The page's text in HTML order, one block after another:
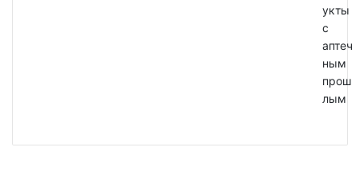
укты
с
аптеч
ным
прош
лым